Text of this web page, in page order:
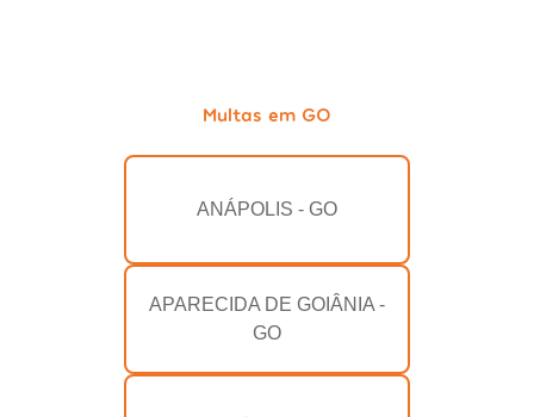
Multas em GO
ANÁPOLIS - GO
APARECIDA DE GOIÂNIA -
GO